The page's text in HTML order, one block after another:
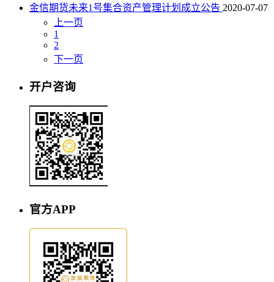
金信期货未来1号集合资产管理计划成立公告 2020-07-07
上一页
1
2
下一页
开户咨询
官方APP